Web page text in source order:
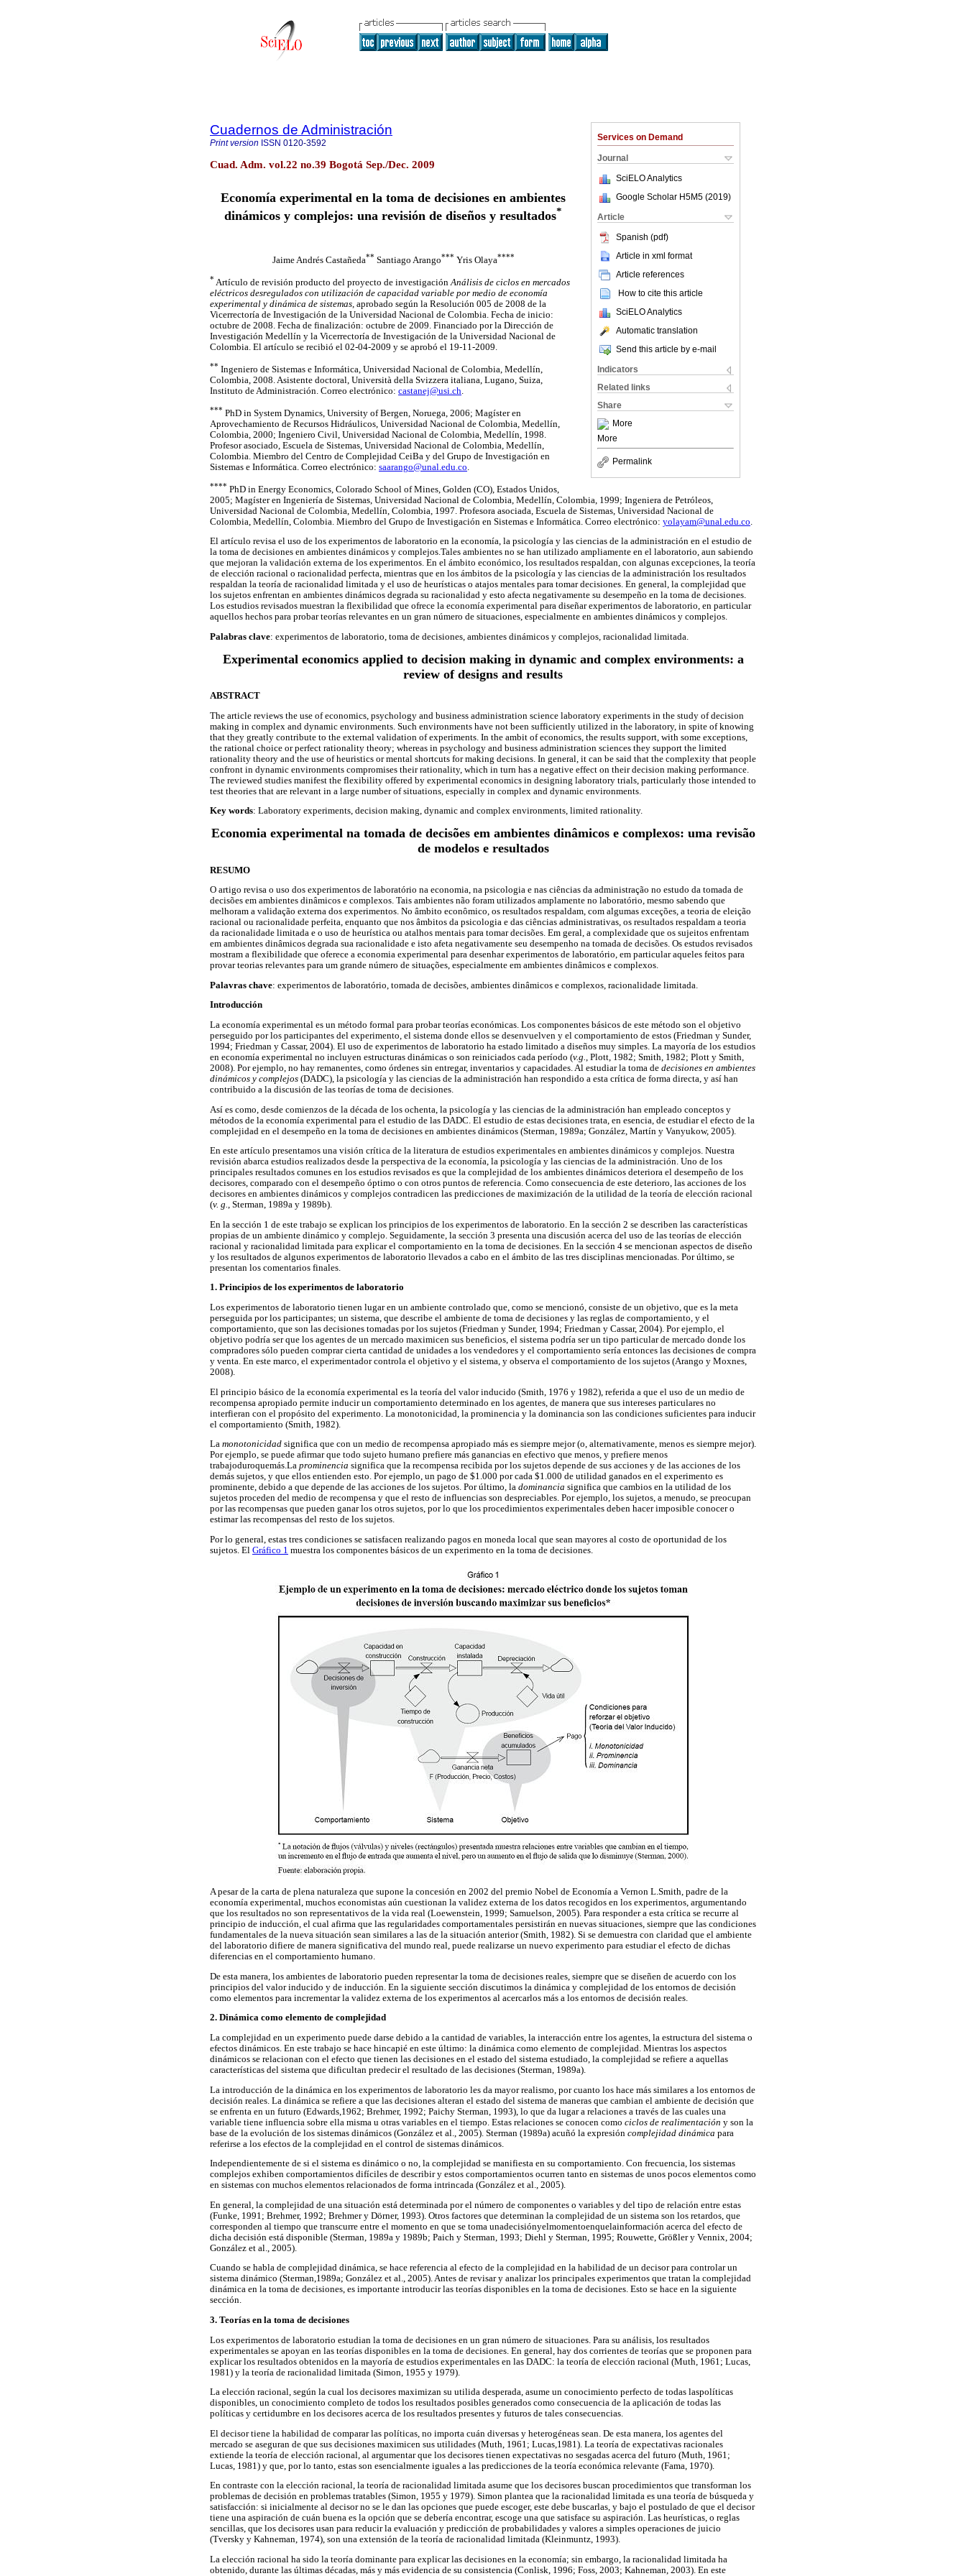
Services on Demand
Journal
SciELO Analytics
Google Scholar H5M5 (2019)
Article
Spanish (pdf)
Article in xml format
Article references
How to cite this article
SciELO Analytics
Automatic translation
Send this article by e-mail
Indicators
Related links
Share
More
More
Permalink
Cuadernos de Administración
Print version ISSN 0120-3592
Cuad. Adm. vol.22 no.39 Bogotá Sep./Dec. 2009
Economía experimental en la toma de decisiones en ambientes
dinámicos y complejos: una revisión de diseños y resultados*
Jaime Andrés Castañeda** Santiago Arango*** Yris Olaya****
* Artículo de revisión producto del proyecto de investigaciónAnálisis de ciclos en mercados
eléctricos desregulados con utilización de capacidad variable por medio de economía
experimental y dinámica de sistemas, aprobado según la Resolución 005 de 2008 de la
Vicerrectoría de Investigación de la Universidad Nacional de Colombia. Fecha de inicio:
octubre de 2008. Fecha de finalización: octubre de 2009. Financiado por la Dirección de
Investigación Medellín y la Vicerrectoría de Investigación de la Universidad Nacional de
Colombia. El artículo se recibió el 02-04-2009 y se aprobó el 19-11-2009.
** Ingeniero de Sistemas e Informática, Universidad Nacional de Colombia, Medellín,
Colombia, 2008. Asistente doctoral, Università della Svizzera italiana, Lugano, Suiza,
Instituto de Administración. Correo electrónico: castanej@usi.ch.
*** PhD in System Dynamics, University of Bergen, Noruega, 2006; Magíster en
Aprovechamiento de Recursos Hidráulicos, Universidad Nacional de Colombia, Medellín,
Colombia, 2000; Ingeniero Civil, Universidad Nacional de Colombia, Medellín, 1998.
Profesor asociado, Escuela de Sistemas, Universidad Nacional de Colombia, Medellín,
Colombia. Miembro del Centro de Complejidad CeiBa y del Grupo de Investigación en
Sistemas e Informática. Correo electrónico: saarango@unal.edu.co.
**** PhD in Energy Economics, Colorado School of Mines, Golden (CO), Estados Unidos,
2005; Magíster en Ingeniería de Sistemas, Universidad Nacional de Colombia, Medellín, Colombia, 1999; Ingeniera de Petróleos,
Universidad Nacional de Colombia, Medellín, Colombia, 1997. Profesora asociada, Escuela de Sistemas, Universidad Nacional de
Colombia, Medellín, Colombia. Miembro del Grupo de Investigación en Sistemas e Informática. Correo electrónico: yolayam@unal.edu.co
El artículo revisa el uso de los experimentos de laboratorio en la economía, la psicología y las ciencias de la administración en el estudio de
la toma de decisiones en ambientes dinámicos y complejos.Tales ambientes no se han utilizado ampliamente en el laboratorio, aun sabiendo
que mejoran la validación externa de los experimentos. En el ámbito económico, los resultados respaldan, con algunas excepciones, la teoría
de elección racional o racionalidad perfecta, mientras que en los ámbitos de la psicología y las ciencias de la administración los resultados
respaldan la teoría de racionalidad limitada y el uso de heurísticas o atajos mentales para tomar decisiones. En general, la complejidad que
los sujetos enfrentan en ambientes dinámicos degrada su racionalidad y esto afecta negativamente su desempeño en la toma de decisiones.
Los estudios revisados muestran la flexibilidad que ofrece la economía experimental para diseñar experimentos de laboratorio, en particular
aquellos hechos para probar teorías relevantes en un gran número de situaciones, especialmente en ambientes dinámicos y complejos.
Palabras clave: experimentos de laboratorio, toma de decisiones, ambientes dinámicos y complejos, racionalidad limitada.
Experimental economics applied to decision making in dynamic and complex environments: a
review of designs and results
ABSTRACT
The article reviews the use of economics, psychology and business administration science laboratory experiments in the study of decision
making in complex and dynamic environments. Such environments have not been sufficiently utilized in the laboratory, in spite of knowing
that they greatly contribute to the external validation of experiments. In the ambit of economics, the results support, with some exceptions,
the rational choice or perfect rationality theory; whereas in psychology and business administration sciences they support the limited
rationality theory and the use of heuristics or mental shortcuts for making decisions. In general, it can be said that the complexity that people
confront in dynamic environments compromises their rationality, which in turn has a negative effect on their decision making performance.
The reviewed studies manifest the flexibility offered by experimental economics in designing laboratory trials, particularly those intended to
test theories that are relevant in a large number of situations, especially in complex and dynamic environments.
Key words: Laboratory experiments, decision making, dynamic and complex environments, limited rationality.
Economia experimental na tomada de decisões em ambientes dinâmicos e complexos: uma revisão
de modelos e resultados
RESUMO
O artigo revisa o uso dos experimentos de laboratório na economia, na psicologia e nas ciências da administração no estudo da tomada de
decisões em ambientes dinâmicos e complexos. Tais ambientes não foram utilizados amplamente no laboratório, mesmo sabendo que
melhoram a validação externa dos experimentos. No âmbito econômico, os resultados respaldam, com algumas exceções, a teoria de eleição
racional ou racionalidade perfeita, enquanto que nos âmbitos da psicologia e das ciências administrativas, os resultados respaldam a teoria
da racionalidade limitada e o uso de heurística ou atalhos mentais para tomar decisões. Em geral, a complexidade que os sujeitos enfrentam
em ambientes dinâmicos degrada sua racionalidade e isto afeta negativamente seu desempenho na tomada de decisões. Os estudos revisados
mostram a flexibilidade que oferece a economia experimental para desenhar experimentos de laboratório, em particular aqueles feitos para
provar teorias relevantes para um grande número de situações, especialmente em ambientes dinâmicos e complexos.
Palavras chave: experimentos de laboratório, tomada de decisões, ambientes dinâmicos e complexos, racionalidade limitada.
Introducción
La economía experimental es un método formal para probar teorías económicas. Los componentes básicos de este método son el objetivo
perseguido por los participantes del experimento, el sistema donde ellos se desenvuelven y el comportamiento de estos (Friedman y Sunder,
1994; Friedman y Cassar, 2004). El uso de experimentos de laboratorio ha estado limitado a diseños muy simples. La mayoría de los estudios
en economía experimental no incluyen estructuras dinámicas o son reiniciados cada período (v.g., Plott, 1982; Smith, 1982; Plott y Smith,
2008). Por ejemplo, no hay remanentes, como órdenes sin entregar, inventarios y capacidades. Al estudiar la toma de decisiones en ambientes
dinámicos y complejos (DADC), la psicología y las ciencias de la administración han respondido a esta crítica de forma directa, y así han
contribuido a la discusión de las teorías de toma de decisiones.
Así es como, desde comienzos de la década de los ochenta, la psicología y las ciencias de la administración han empleado conceptos y
métodos de la economía experimental para el estudio de las DADC. El estudio de estas decisiones trata, en esencia, de estudiar el efecto de la
complejidad en el desempeño en la toma de decisiones en ambientes dinámicos (Sterman, 1989a; González, Martín y Vanyukow, 2005).
En este artículo presentamos una visión crítica de la literatura de estudios experimentales en ambientes dinámicos y complejos. Nuestra
revisión abarca estudios realizados desde la perspectiva de la economía, la psicología y las ciencias de la administración. Uno de los
principales resultados comunes en los estudios revisados es que la complejidad de los ambientes dinámicos deteriora el desempeño de los
decisores, comparado con el desempeño óptimo o con otros puntos de referencia. Como consecuencia de este deterioro, las acciones de los
decisores en ambientes dinámicos y complejos contradicen las predicciones de maximización de la utilidad de la teoría de elección racional
(v. g., Sterman, 1989a y 1989b).
En la sección 1 de este trabajo se explican los principios de los experimentos de laboratorio. En la sección 2 se describen las características
propias de un ambiente dinámico y complejo. Seguidamente, la sección 3 presenta una discusión acerca del uso de las teorías de elección
racional y racionalidad limitada para explicar el comportamiento en la toma de decisiones. En la sección 4 se mencionan aspectos de diseño
y los resultados de algunos experimentos de laboratorio llevados a cabo en el ámbito de las tres disciplinas mencionadas. Por último, se
presentan los comentarios finales.
1. Principios de los experimentos de laboratorio
Los experimentos de laboratorio tienen lugar en un ambiente controlado que, como se mencionó, consiste de un objetivo, que es la meta
perseguida por los participantes; un sistema, que describe el ambiente de toma de decisiones y las reglas de comportamiento, y el
comportamiento, que son las decisiones tomadas por los sujetos (Friedman y Sunder, 1994; Friedman y Cassar, 2004). Por ejemplo, el
objetivo podría ser que los agentes de un mercado maximicen sus beneficios, el sistema podría ser un tipo particular de mercado donde los
compradores sólo pueden comprar cierta cantidad de unidades a los vendedores y el comportamiento sería entonces las decisiones de compra
y venta. En este marco, el experimentador controla el objetivo y el sistema, y observa el comportamiento de los sujetos (Arango y Moxnes,
2008).
El principio básico de la economía experimental es la teoría del valor inducido (Smith, 1976 y 1982), referida a que el uso de un medio de
recompensa apropiado permite inducir un comportamiento determinado en los agentes, de manera que sus intereses particulares no
interfieran con el propósito del experimento. La monotonicidad, la prominencia y la dominancia son las condiciones suficientes para inducir
el comportamiento (Smith, 1982).
La monotonicidad significa que con un medio de recompensa apropiado más es siempre mejor (o, alternativamente, menos es siempre mejor).
Por ejemplo, se puede afirmar que todo sujeto humano prefiere más ganancias en efectivo que menos, y prefiere menos
trabajoduroquemás.La prominencia significa que la recompensa recibida por los sujetos depende de sus acciones y de las acciones de los
demás sujetos, y que ellos entienden esto. Por ejemplo, un pago de $1.000 por cada $1.000 de utilidad ganados en el experimento es
prominente, debido a que depende de las acciones de los sujetos. Por último, la dominancia significa que cambios en la utilidad de los
sujetos proceden del medio de recompensa y que el resto de influencias son despreciables. Por ejemplo, los sujetos, a menudo, se preocupan
por las recompensas que pueden ganar los otros sujetos, por lo que los procedimientos experimentales deben hacer imposible conocer o
estimar las recompensas del resto de los sujetos.
Por lo general, estas tres condiciones se satisfacen realizando pagos en moneda local que sean mayores al costo de oportunidad de los
sujetos. El Gráfico 1 muestra los componentes básicos de un experimento en la toma de decisiones.
A pesar de la carta de plena naturaleza que supone la concesión en 2002 del premio Nobel de Economía a Vernon L.Smith, padre de la
economía experimental, muchos economistas aún cuestionan la validez externa de los datos recogidos en los experimentos, argumentando
que los resultados no son representativos de la vida real (Loewenstein, 1999; Samuelson, 2005). Para responder a esta crítica se recurre al
principio de inducción, el cual afirma que las regularidades comportamentales persistirán en nuevas situaciones, siempre que las condiciones
fundamentales de la nueva situación sean similares a las de la situación anterior (Smith, 1982). Si se demuestra con claridad que el ambiente
del laboratorio difiere de manera significativa del mundo real, puede realizarse un nuevo experimento para estudiar el efecto de dichas
diferencias en el comportamiento humano.
De esta manera, los ambientes de laboratorio pueden representar la toma de decisiones reales, siempre que se diseñen de acuerdo con los
principios del valor inducido y de inducción. En la siguiente sección discutimos la dinámica y complejidad de los entornos de decisión
como elementos para incrementar la validez externa de los experimentos al acercarlos más a los entornos de decisión reales.
2. Dinámica como elemento de complejidad
La complejidad en un experimento puede darse debido a la cantidad de variables, la interacción entre los agentes, la estructura del sistema o
efectos dinámicos. En este trabajo se hace hincapié en este último: la dinámica como elemento de complejidad. Mientras los aspectos
dinámicos se relacionan con el efecto que tienen las decisiones en el estado del sistema estudiado, la complejidad se refiere a aquellas
características del sistema que dificultan predecir el resultado de las decisiones (Sterman, 1989a).
La introducción de la dinámica en los experimentos de laboratorio les da mayor realismo, por cuanto los hace más similares a los entornos de
decisión reales. La dinámica se refiere a que las decisiones alteran el estado del sistema de maneras que cambian el ambiente de decisión que
se enfrenta en un futuro (Edwards,1962; Brehmer, 1992; Paichy Sterman, 1993), lo que da lugar a relaciones a través de las cuales una
variable tiene influencia sobre ella misma u otras variables en el tiempo. Estas relaciones se conocen como ciclos de realimentación y son la
base de la evolución de los sistemas dinámicos (González et al., 2005). Sterman (1989a) acuñó la expresión complejidad dinámica para
referirse a los efectos de la complejidad en el control de sistemas dinámicos.
Independientemente de si el sistema es dinámico o no, la complejidad se manifiesta en su comportamiento. Con frecuencia, los sistemas
complejos exhiben comportamientos difíciles de describir y estos comportamientos ocurren tanto en sistemas de unos pocos elementos como
en sistemas con muchos elementos relacionados de forma intrincada (González et al., 2005).
En general, la complejidad de una situación está determinada por el número de componentes o variables y del tipo de relación entre estas
(Funke, 1991; Brehmer, 1992; Brehmer y Dörner, 1993). Otros factores que determinan la complejidad de un sistema son los retardos, que
corresponden al tiempo que transcurre entre el momento en que se toma unadecisiónyelmomentoenquelainformación acerca del efecto de
dicha decisión está disponible (Sterman, 1989a y 1989b; Paich y Sterman, 1993; Diehl y Sterman, 1995; Rouwette, Größler y Vennix, 2004;
González et al., 2005).
Cuando se habla de complejidad dinámica, se hace referencia al efecto de la complejidad en la habilidad de un decisor para controlar un
sistema dinámico (Sterman,1989a; González et al., 2005). Antes de revisar y analizar los principales experimentos que tratan la complejidad
dinámica en la toma de decisiones, es importante introducir las teorías disponibles en la toma de decisiones. Esto se hace en la siguiente
sección.
3. Teorías en la toma de decisiones
Los experimentos de laboratorio estudian la toma de decisiones en un gran número de situaciones. Para su análisis, los resultados
experimentales se apoyan en las teorías disponibles en la toma de decisiones. En general, hay dos corrientes de teorías que se proponen para
explicar los resultados obtenidos en la mayoría de estudios experimentales en las DADC: la teoría de elección racional (Muth, 1961; Lucas,
1981) y la teoría de racionalidad limitada (Simon, 1955 y 1979).
La elección racional, según la cual los decisores maximizan su utilida desperada, asume un conocimiento perfecto de todas laspolíticas
disponibles, un conocimiento completo de todos los resultados posibles generados como consecuencia de la aplicación de todas las
políticas y certidumbre en los decisores acerca de los resultados presentes y futuros de tales consecuencias.
El decisor tiene la habilidad de comparar las políticas, no importa cuán diversas y heterogéneas sean. De esta manera, los agentes del
mercado se aseguran de que sus decisiones maximicen sus utilidades (Muth, 1961; Lucas,1981). La teoría de expectativas racionales
extiende la teoría de elección racional, al argumentar que los decisores tienen expectativas no sesgadas acerca del futuro (Muth, 1961;
Lucas, 1981) y que, por lo tanto, estas son esencialmente iguales a las predicciones de la teoría económica relevante (Fama, 1970).
En contraste con la elección racional, la teoría de racionalidad limitada asume que los decisores buscan procedimientos que transforman los
problemas de decisión en problemas tratables (Simon, 1955 y 1979). Simon plantea que la racionalidad limitada es una teoría de búsqueda y
satisfacción: si inicialmente al decisor no se le dan las opciones que puede escoger, este debe buscarlas, y bajo el postulado de que el decisor
tiene una aspiración de cuán buena es la opción que se debería encontrar, escoge una que satisface su aspiración. Las heurísticas, o reglas
sencillas, que los decisores usan para reducir la evaluación y predicción de probabilidades y valores a simples operaciones de juicio
(Tversky y Kahneman, 1974), son una extensión de la teoría de racionalidad limitada (Kleinmuntz, 1993).
La elección racional ha sido la teoría dominante para explicar las decisiones en la economía; sin embargo, la racionalidad limitada ha
obtenido, durante las últimas décadas, más y más evidencia de su consistencia (Conlisk, 1996; Foss, 2003; Kahneman, 2003). En este